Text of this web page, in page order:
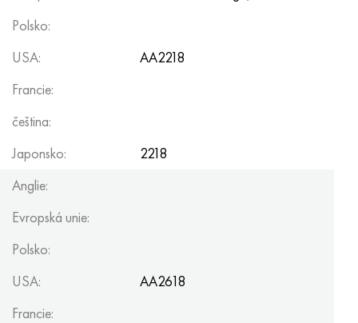
Polsko:
USA:
AA2218
Francie:
čeština:
Japonsko:
2218
Anglie:
Evropská unie:
Polsko:
USA:
AA2618
Francie: